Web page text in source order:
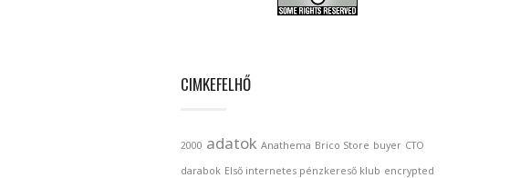
CIMKEFELHŐ
2000 adatok Anathema Brico Store buyer CTO
darabok Első internetes pénzkereső klub encrypted